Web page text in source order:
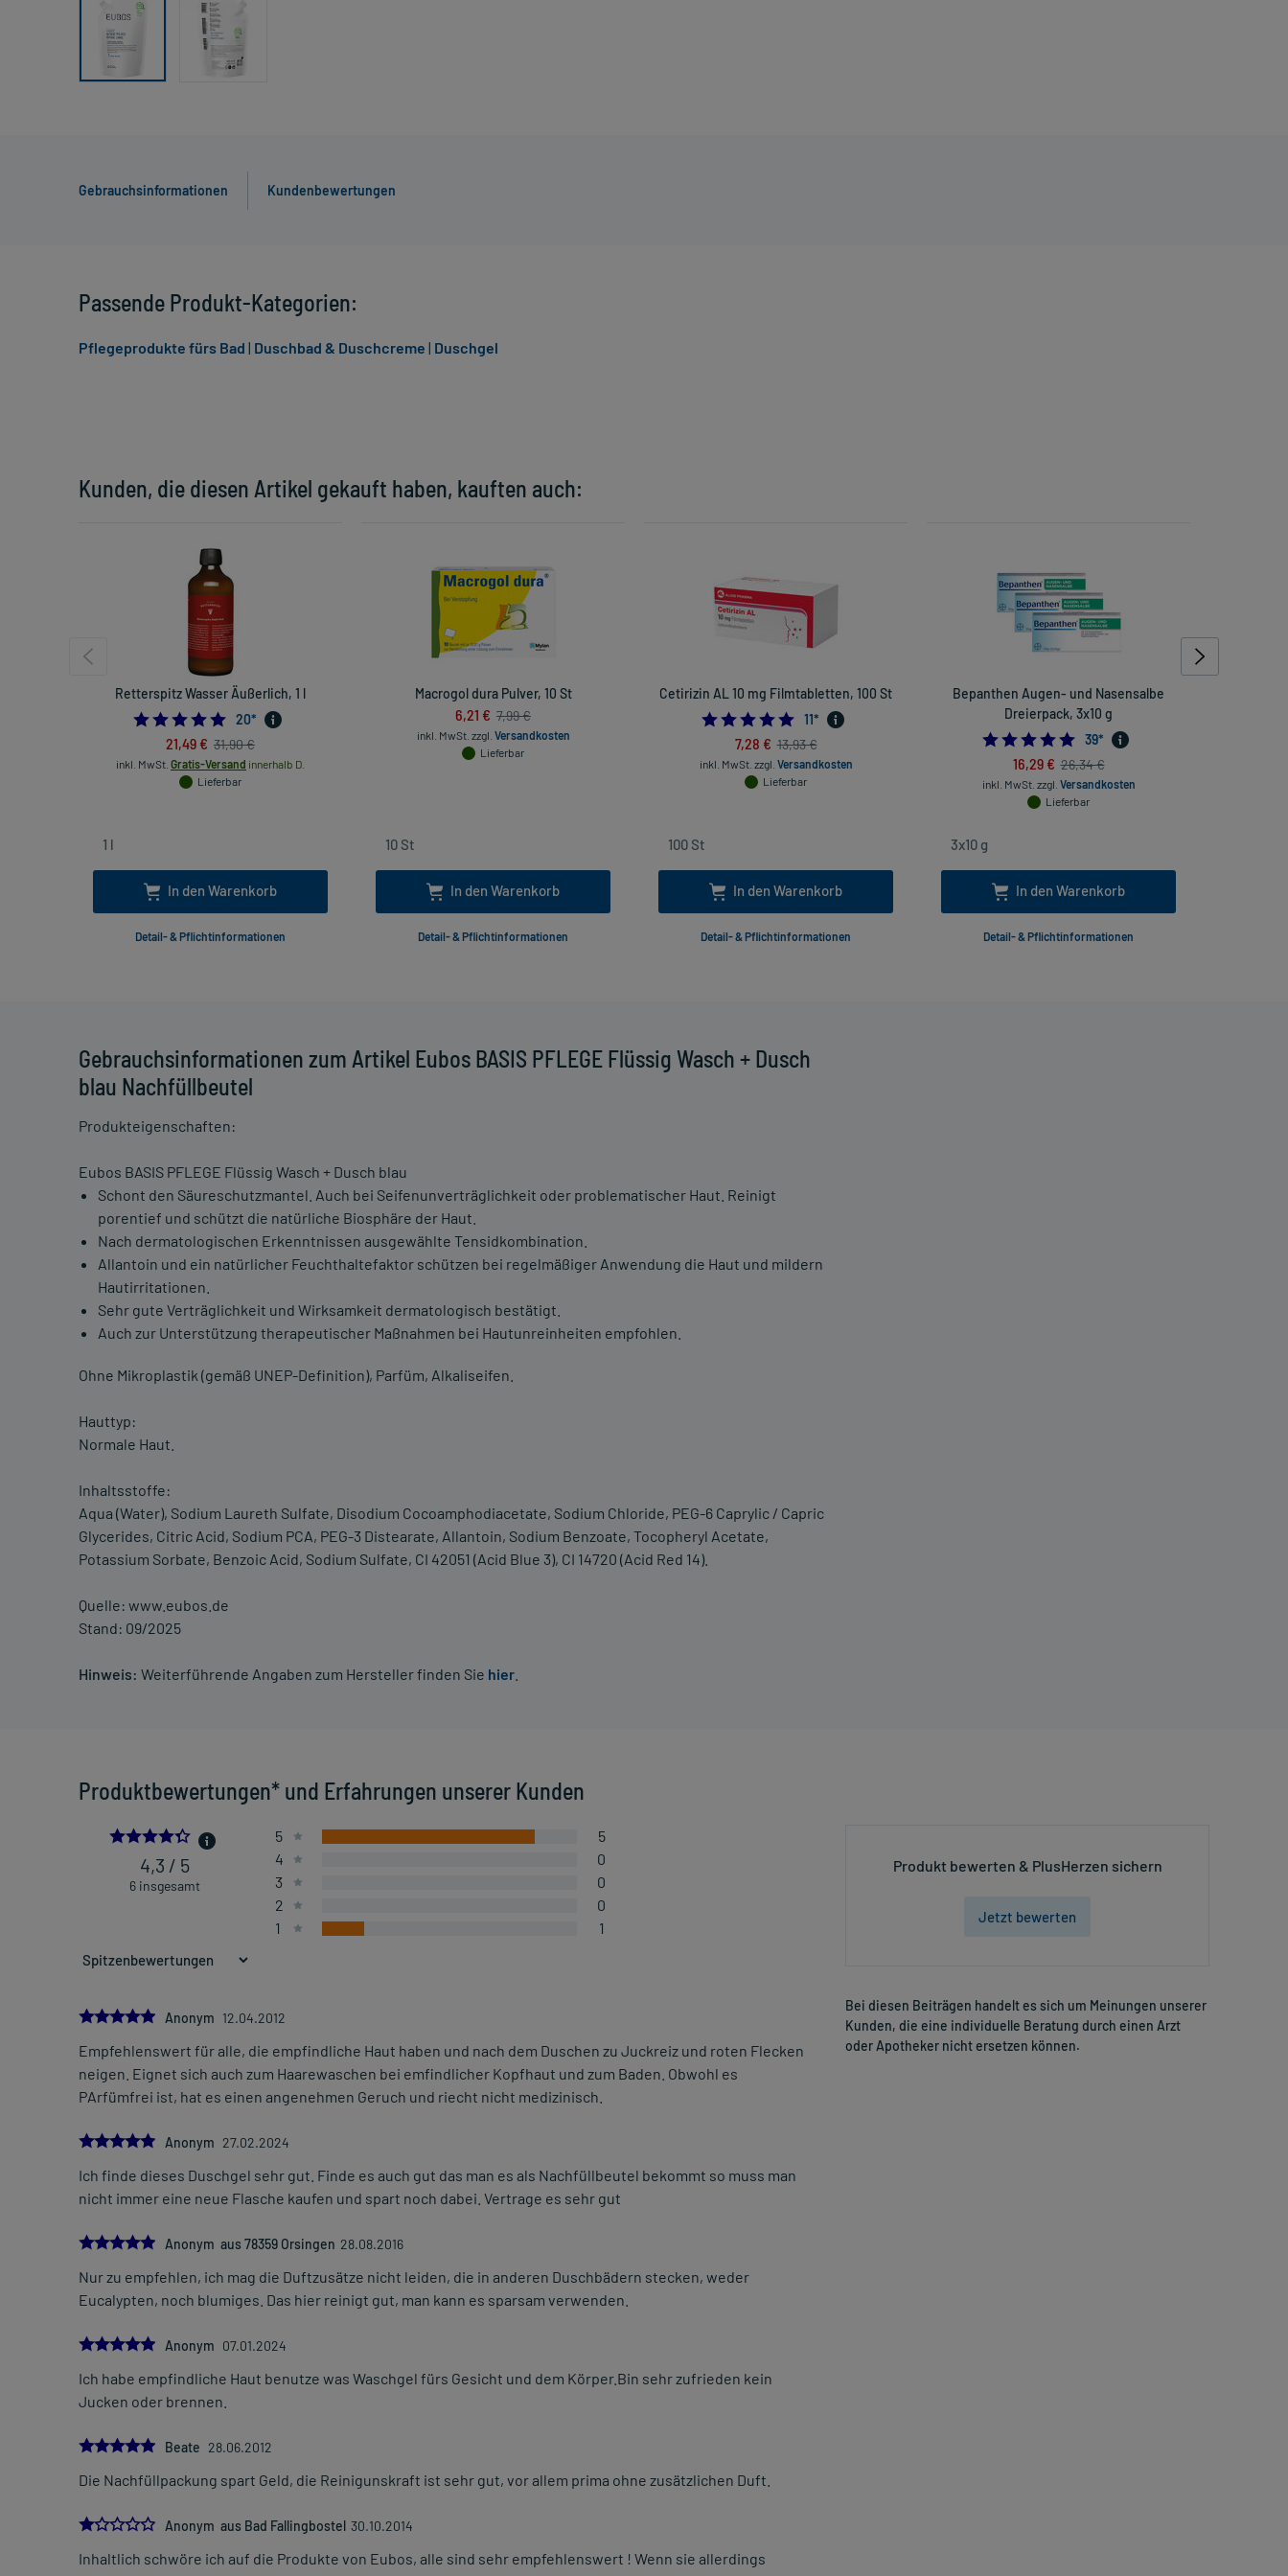
Gebrauchsinformationen Kundenbewertungen
Gebrauchsinformationen zum Artikel Eubos BASIS PFLEGE Flüssig Wasch + Dusch
blau Nachfüllbeutel
Produkteigenschaften:
Eubos BASIS PFLEGE Flüssig Wasch + Dusch blau
Schont den Säureschutzmantel. Auch bei Seifenunverträglichkeit oder problematischer Haut. Reinigt
porentief und schützt die natürliche Biosphäre der Haut.
Nach dermatologischen Erkenntnissen ausgewählte Tensidkombination.
Allantoin und ein natürlicher Feuchthaltefaktor schützen bei regelmäßiger Anwendung die Haut und mildern
Hautirritationen.
Sehr gute Verträglichkeit und Wirksamkeit dermatologisch bestätigt.
Auch zur Unterstützung therapeutischer Maßnahmen bei Hautunreinheiten empfohlen.
Ohne Mikroplastik (gemäß UNEP-Definition), Parfüm, Alkaliseifen.
Hauttyp:
Normale Haut.
Inhaltsstoffe:
Aqua (Water), Sodium Laureth Sulfate, Disodium Cocoamphodiacetate, Sodium Chloride, PEG-6 Caprylic / Capric
Glycerides, Citric Acid, Sodium PCA, PEG-3 Distearate, Allantoin, Sodium Benzoate, Tocopheryl Acetate,
Potassium Sorbate, Benzoic Acid, Sodium Sulfate, CI 42051 (Acid Blue 3), CI 14720 (Acid Red 14).
Quelle: www.eubos.de
Stand: 09/2025
Hinweis: Weiterführende Angaben zum Hersteller finden Sie hier
Produktbewertungen* und Erfahrungen unserer Kunden
4.333333333333333
4,3 / 5
6 insgesamt
5
5
4
0
3
0
2
0
1
1
5.0
Anonym 12.04.2012
Empfehlenswert für alle, die empfindliche Haut haben und nach dem Duschen zu Juckreiz und roten Flecken
neigen. Eignet sich auch zum Haarewaschen bei emfindlicher Kopfhaut und zum Baden. Obwohl es
PArfümfrei ist, hat es einen angenehmen Geruch und riecht nicht medizinisch.
5.0
Anonym 27.02.2024
Ich finde dieses Duschgel sehr gut. Finde es auch gut das man es als Nachfüllbeutel bekommt so muss man
nicht immer eine neue Flasche kaufen und spart noch dabei. Vertrage es sehr gut
5.0
Anonym aus 78359 Orsingen 28.08.2016
Nur zu empfehlen, ich mag die Duftzusätze nicht leiden, die in anderen Duschbädern stecken, weder
Eucalypten, noch blumiges. Das hier reinigt gut, man kann es sparsam verwenden.
5.0
Anonym 07.01.2024
Ich habe empfindliche Haut benutze was Waschgel fürs Gesicht und dem Körper.Bin sehr zufrieden kein
Jucken oder brennen.
5.0
Beate 28.06.2012
Die Nachfüllpackung spart Geld, die Reinigunskraft ist sehr gut, vor allem prima ohne zusätzlichen Duft.
1.0
Anonym aus Bad Fallingbostel 30.10.2014
Inhaltlich schwöre ich auf die Produkte von Eubos, alle sind sehr empfehlenswert ! Wenn sie allerdings
Produkt bewerten & PlusHerzen sichern
Jetzt bewerten
Bei diesen Beiträgen handelt es sich um Meinungen unserer
Kunden, die eine individuelle Beratung durch einen Arzt
oder Apotheker nicht ersetzen können.
Kunden, die diesen Artikel gekauft haben, kauften auch:
Retterspitz Wasser Äußerlich, 1 l
5.0
20*
21,49 € 31,90 €
inkl. MwSt. Gratis-Versand innerhalb D.
Lieferbar
In den Warenkorb
Detail- & Pflichtinformationen
Macrogol dura Pulver, 10 St
6,21 € 7,99 €
inkl. MwSt. zzgl. Versandkosten
Lieferbar
In den Warenkorb
Detail- & Pflichtinformationen
Cetirizin AL 10 mg Filmtabletten, 100 St
4.909090909090909
11*
7,28 € 13,93 €
inkl. MwSt. zzgl. Versandkosten
Lieferbar
In den Warenkorb
Detail- & Pflichtinformationen
Bepanthen Augen- und Nasensalbe
Dreierpack, 3x10 g
4.9743589743589745
39*
16,29 € 26,34 €
inkl. MwSt. zzgl. Versandkosten
Lieferbar
In den Warenkorb
Detail- & Pflichtinformationen
Passende Produkt-Kategorien:
Pflegeprodukte fürs Bad | Duschbad & Duschcreme | Duschgel